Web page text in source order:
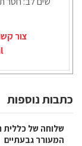
צור
כתבות נוספות
שלוחה של
המעורר גבעתיים